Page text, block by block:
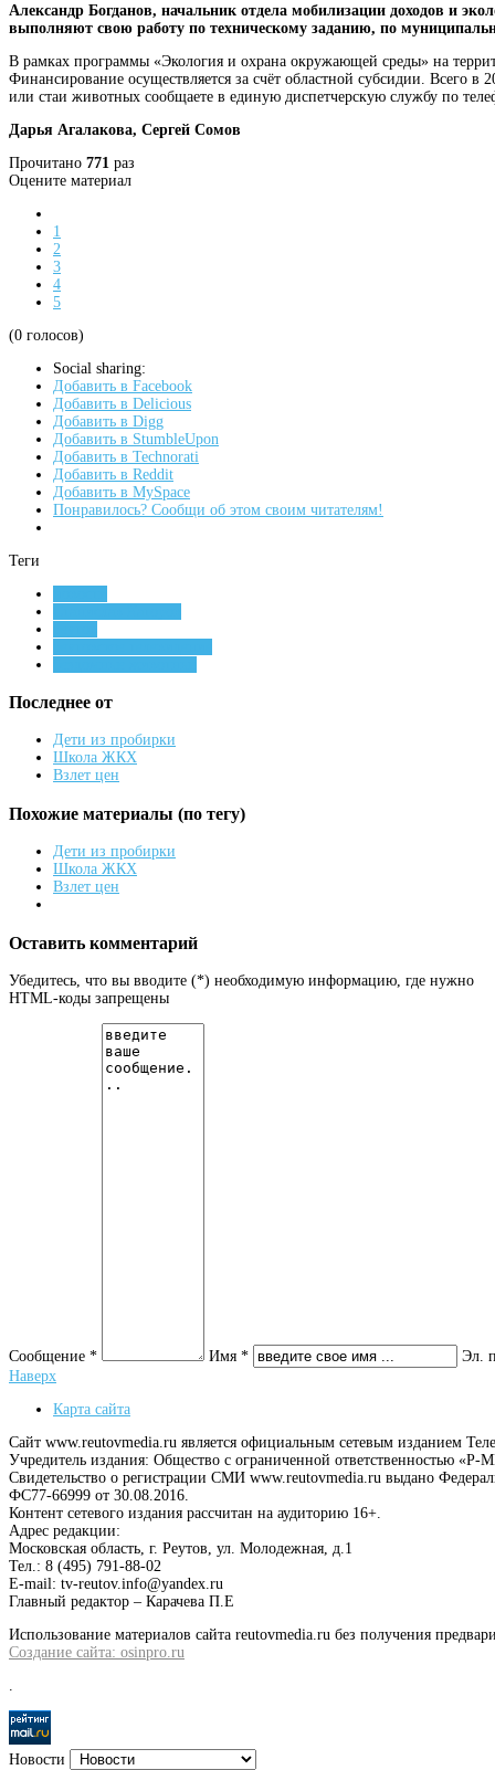
Александр Богданов, начальник отдела мобилизации доходов и
выполняют свою работу по техническому заданию, по
В рамках программы «Экология и охрана окружающей среды» на
Финансирование осуществляется за счёт областной субсидии. Всего
или стаи животных сообщаете в единую диспетчерскую службу по
Дарья Агалакова, Сергей Сомов
Прочитано 771 раз
Оцените материал
1
2
3
4
5
(0 голосов)
Social sharing:
Добавить в Facebook
Добавить в Delicious
Добавить в Digg
Добавить в StumbleUpon
Добавить в Technorati
Добавить в Reddit
Добавить в MySpace
Понравилось? Сообщи об этом своим читателям!
Теги
Последнее от
Дети из пробирки
Школа ЖКХ
Взлет цен
Похожие материалы (по тегу)
Дети из пробирки
Школа ЖКХ
Взлет цен
Оставить комментарий
Убедитесь, что вы вводите (*) необходимую информацию, где нужно
HTML-коды запрещены
Сообщение * Имя *
Эл.
Наверх
Карта сайта
Сайт www.reutovmedia.ru является официальным сетевым изданием
Учредитель издания: Общество с ограниченной ответственностью
Свидетельство о регистрации СМИ www.reutovmedia.ru выдано
ФС77-66999 от 30.08.2016.
Контент сетевого издания рассчитан на аудиторию 16+.
Адрес редакции:
Московская область, г. Реутов, ул. Молодежная, д.1
Тел.: 8 (495) 791-88-02
E-mail: tv-reutov.info@yandex.ru
Главный редактор – Карачева П.Е
Использование материалов сайта reutovmedia.ru без получения
Создание сайта: osinpro.ru
Новости